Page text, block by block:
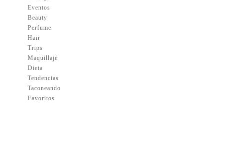
Eventos
Beauty
Perfume
Hair
Trips
Maquillaje
Dieta
Tendencias
Taconeando
Favoritos